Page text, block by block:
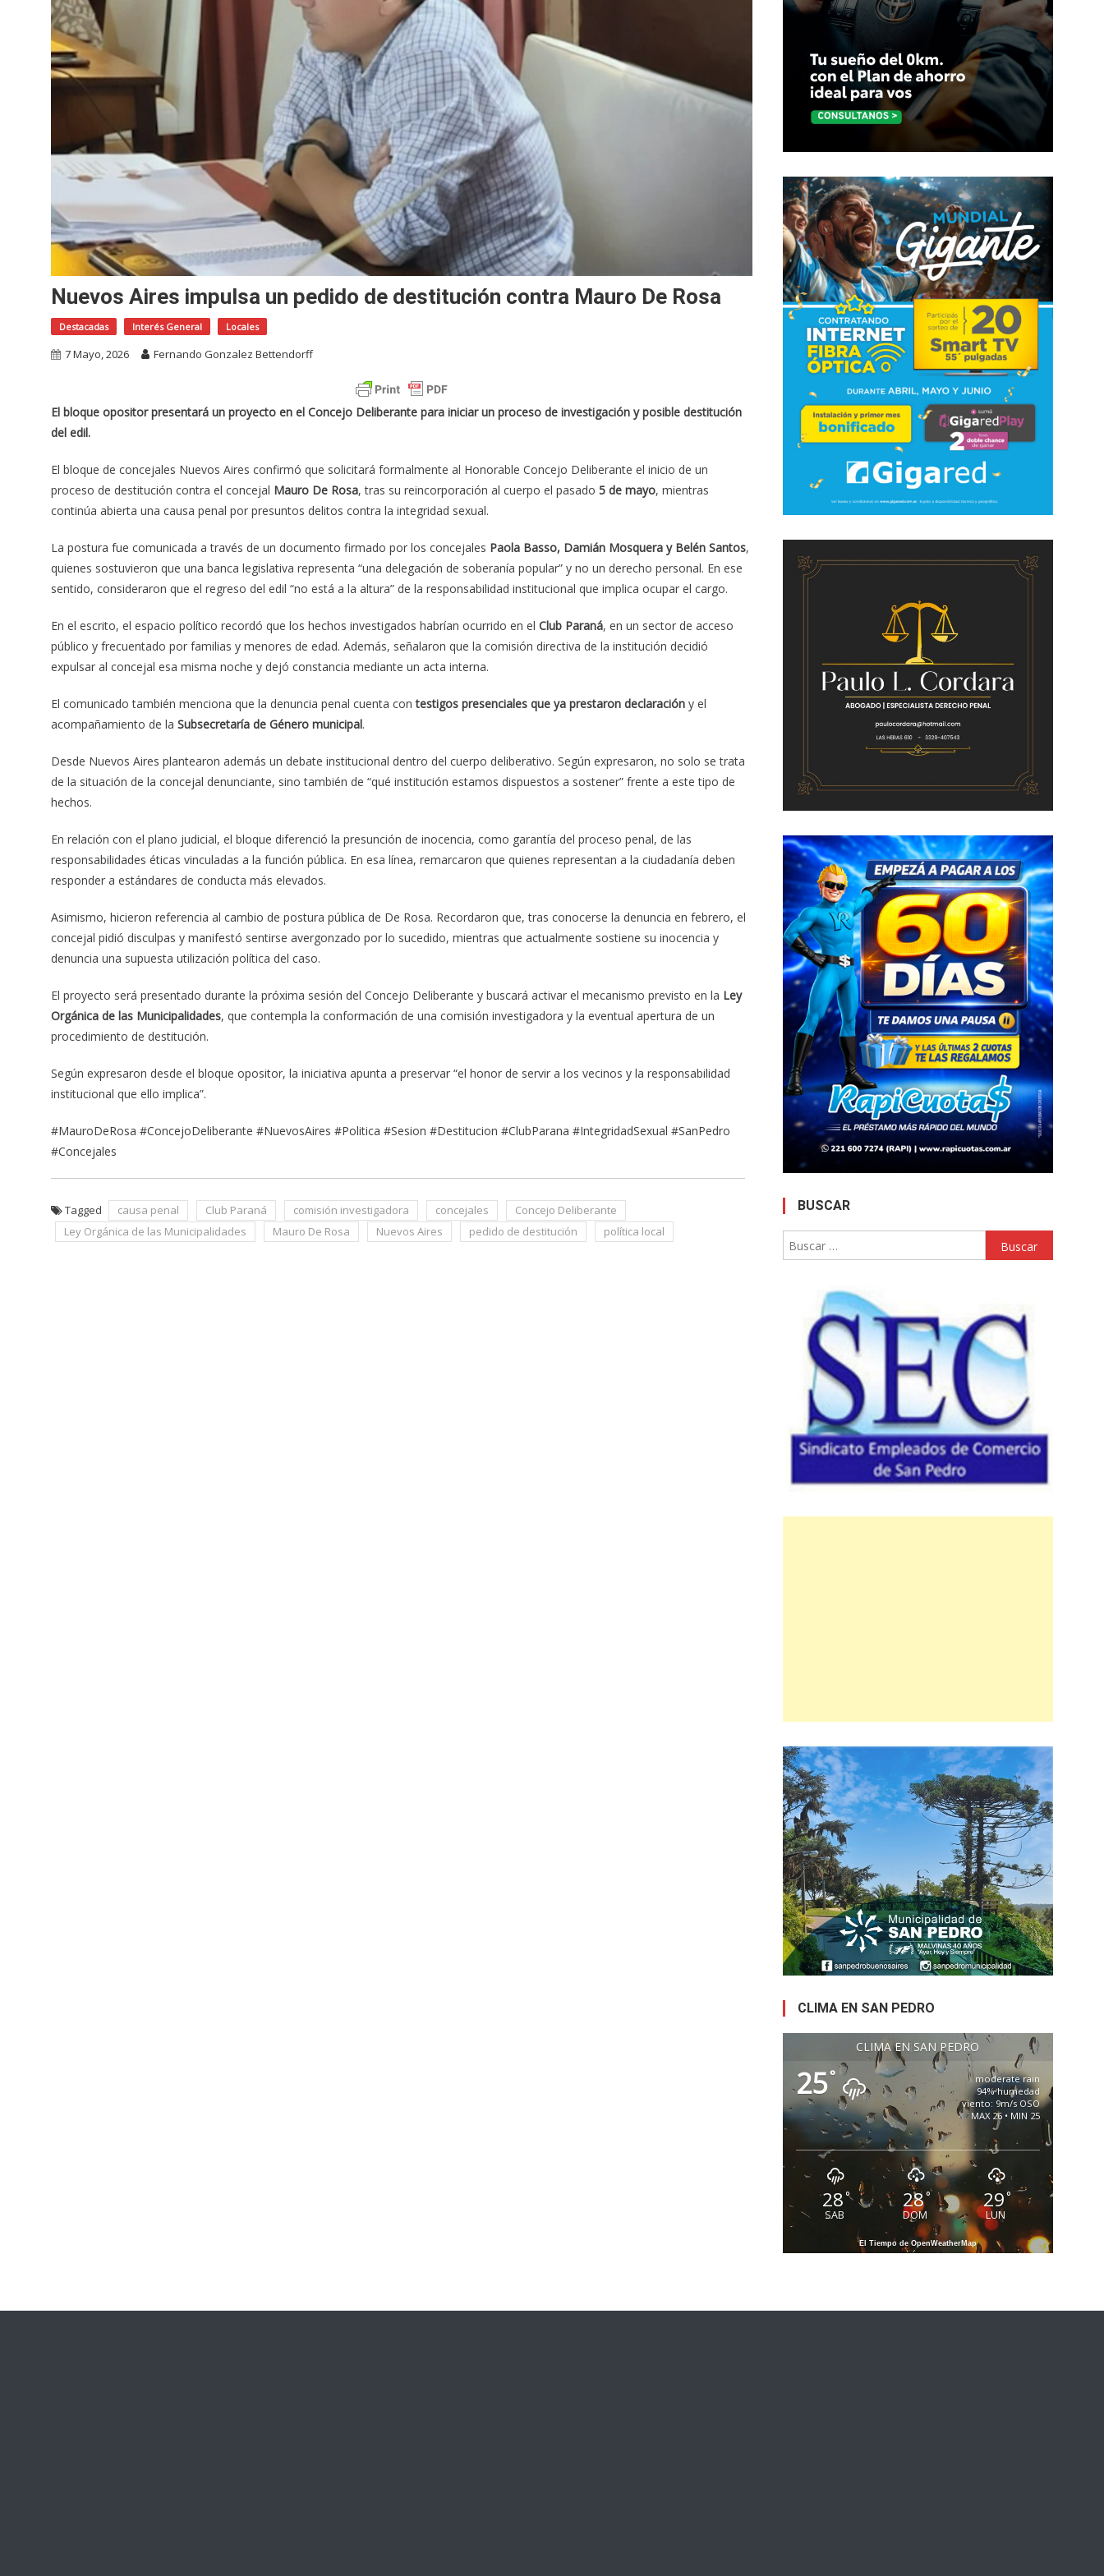
Nuevos Aires impulsa un pedido de destitución contra Mauro De Rosa
Destacadas Interés General Locales
7 Mayo, 2026 Fernando Gonzalez Bettendorff
El bloque opositor presentará un proyecto en el Concejo Deliberante para iniciar un proceso de investigación y posible destitución
del edil.
El bloque de concejales Nuevos Aires confirmó que solicitará formalmente al Honorable Concejo Deliberante el inicio de un
proceso de destitución contra el concejal Mauro De Rosa, tras su reincorporación al cuerpo el pasado 5 de mayo, mientras
continúa abierta una causa penal por presuntos delitos contra la integridad sexual.
La postura fue comunicada a través de un documento firmado por los concejales Paola Basso, Damián Mosquera y Belén Santos,
quienes sostuvieron que una banca legislativa representa “una delegación de soberanía popular” y no un derecho personal. En ese
sentido, consideraron que el regreso del edil “no está a la altura” de la responsabilidad institucional que implica ocupar el cargo.
En el escrito, el espacio político recordó que los hechos investigados habrían ocurrido en el Club Paraná, en un sector de acceso
público y frecuentado por familias y menores de edad. Además, señalaron que la comisión directiva de la institución decidió
expulsar al concejal esa misma noche y dejó constancia mediante un acta interna.
El comunicado también menciona que la denuncia penal cuenta contestigos presenciales que ya prestaron declaración y el
acompañamiento de la Subsecretaría de Género municipal.
Desde Nuevos Aires plantearon además un debate institucional dentro del cuerpo deliberativo. Según expresaron, no solo se trata
de la situación de la concejal denunciante, sino también de “qué institución estamos dispuestos a sostener” frente a este tipo de
hechos.
En relación con el plano judicial, el bloque diferenció la presunción de inocencia, como garantía del proceso penal, de las
responsabilidades éticas vinculadas a la función pública. En esa línea, remarcaron que quienes representan a la ciudadanía deben
responder a estándares de conducta más elevados.
Asimismo, hicieron referencia al cambio de postura pública de De Rosa. Recordaron que, tras conocerse la denuncia en febrero, el
concejal pidió disculpas y manifestó sentirse avergonzado por lo sucedido, mientras que actualmente sostiene su inocencia y
denuncia una supuesta utilización política del caso.
El proyecto será presentado durante la próxima sesión del Concejo Deliberante y buscará activar el mecanismo previsto en la Ley
Orgánica de las Municipalidades, que contempla la conformación de una comisión investigadora y la eventual apertura de un
procedimiento de destitución.
Según expresaron desde el bloque opositor, la iniciativa apunta a preservar “el honor de servir a los vecinos y la responsabilidad
institucional que ello implica”.
#MauroDeRosa #ConcejoDeliberante #NuevosAires #Politica #Sesion #Destitucion #ClubParana #IntegridadSexual #SanPedro
#Concejales
Tagged causa penal Club Paraná comisión investigadora concejales
Concejo Deliberante
Ley Orgánica de las Municipalidades
Mauro De Rosa Nuevos Aires pedido de destitución política local
BUSCAR
Buscar:
CLIMA EN SAN PEDRO
CLIMA EN SAN PEDRO
25°
moderate rain
94% humedad
viento: 9m/s OSO
MAX 26 • MIN 25
28°
SAB
28°
DOM
29°
LUN
El Tiempo de OpenWeatherMap